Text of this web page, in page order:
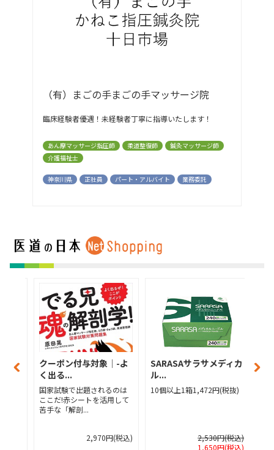
（有）まごの手まごの手マッサージ院
臨床経験者優遇！未経験者丁寧に指導いたします！
あん摩マッサージ指圧師 柔道整復師
鍼灸マッサージ師
介護福祉士
神奈川県 正社員 パート・アルバイト 業務委託
よ
クーポン付与対象│-よ
く出る...
国家試験で出題されるのは
ここだ!赤シートを活用して
苦手な「解剖...
2,970円(税込)
SARASAサラサメディカ
ル...
10個以上1箱1,472円(税抜)
2,530円(税込)
1,650円(税込)